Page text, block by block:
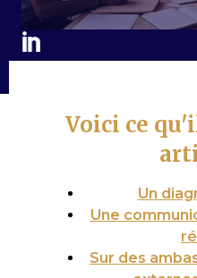
Voici ce
Un
Une
Sur des